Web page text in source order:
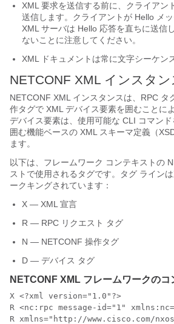
XML 要求を送信する前に、クライアン
送信します。クライアントが Hello メッ
XML サーバは Hello 応答を直ちに送信
ないことに注意してください。
XML ドキュメントは常に文字シーケン
NETCONF XML インスタ
NETCONF XML インスタンスは、RPC タ
作タグで XML デバイス要素を囲むことに
デバイス要素は、使用可能な CLI コマン
囲む機能ベースの XML スキーマ定義（
ます。
以下は、フレームワーク コンテキストの
ストで使用されるタグです。タグ ライン
ークキングされています：
X — XML 宣言
R — RPC リクエスト タグ
N — NETCONF 操作タグ
D — デバイス タグ
NETCONF XML フレームワークのコ
X <?xml version="1.0"?>
R <nc:rpc message-id="1"
R xmlns="http://www.cisco.com/